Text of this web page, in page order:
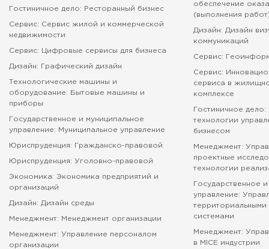
Гостиничное дело: Ресторанный бизнес
Сервис: Сервис жилой и коммерческой
недвижимости
Сервис: Цифровые сервисы для бизнеса
Дизайн: Графический дизайн
Технологические машины и
оборудование: Бытовые машины и
приборы
Государственное и муниципальное
управление: Муниципальное управление
Юриспруденция: Гражданско-правовой
Юриспруденция: Уголовно-правовой
Экономика: Экономика предприятий и
организаций
Дизайн: Дизайн среды
Менеджмент: Менеджмент организации
Менеджмент: Управление персоналом
организации
обеспечение
(выполнения
Дизайн: Дизайн
коммуникаций
Сервис:
Сервис:
сервиса в
комплексе
Гостиничное
технологии
бизнесом
Менеджмент:
проектные
технологии
Государственное
управление:
территориальными
системами
Менеджмент:
в MICE индустрии